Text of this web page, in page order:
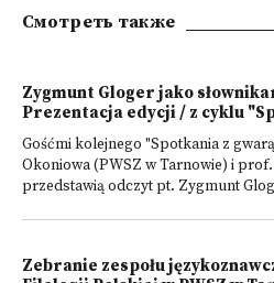
Смотреть также
Zygmunt Gloger jako
Prezentacja edycji / z cyklu
Gośćmi kolejnego "Spotkania z
Okoniowa (PWSZ w Tarnowie) i
przedstawią odczyt pt. Zygmunt
Zebranie zespołu